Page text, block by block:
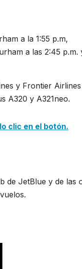
a la 1:55 p.m,
a las 2:45 p.m.
y Frontier Airlines
A320 y A321neo.
clic en el botón.
de JetBlue y de las